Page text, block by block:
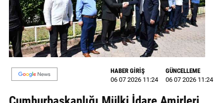
MAGAZİN
GALERİ
YAZARLAR
HABER GİRİŞ
06 07 2026 11:24
GÜNCELLEME
06 07 2026 11:24